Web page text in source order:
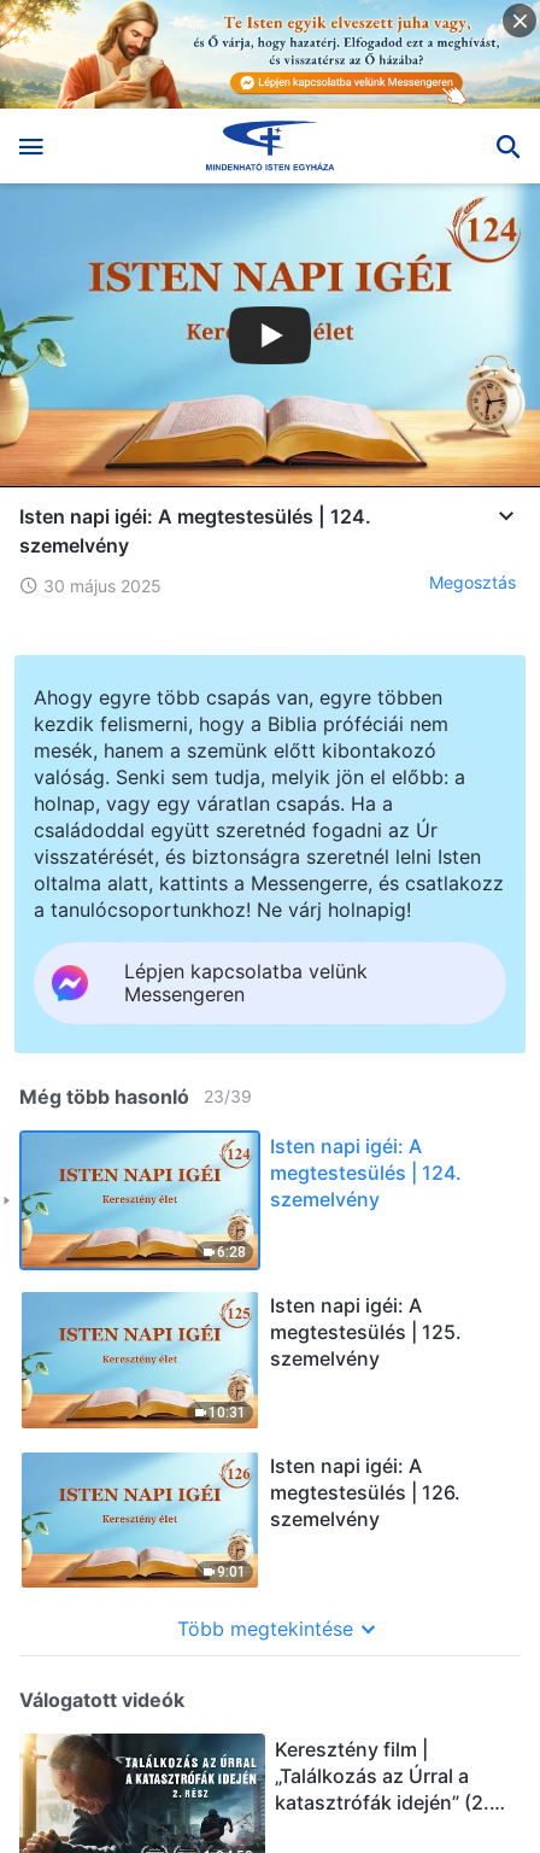
Isten napi igéi: A megtestesülés | 124.
szemelvény
30 május 2025 Megosztás
Ahogy egyre több csapás van, egyre többen
kezdik felismerni, hogy a Biblia próféciái nem
mesék, hanem a szemünk előtt kibontakozó
valóság. Senki sem tudja, melyik jön el előbb: a
holnap, vagy egy váratlan csapás. Ha a
családoddal együtt szeretnéd fogadni az Úr
visszatérését, és biztonságra szeretnél lelni Isten
oltalma alatt, kattints a Messengerre, és csatlakozz
a tanulócsoportunkhoz! Ne várj holnapig!
Lépjen kapcsolatba velünk
Messengeren
Még több hasonló 23/39
6:28
Isten napi igéi: A
megtestesülés | 124.
szemelvény
10:31
Isten napi igéi: A
megtestesülés | 125.
szemelvény
9:01
Isten napi igéi: A
megtestesülés | 126.
szemelvény
Több megtekintése
Válogatott videók
Keresztény film |
„Találkozás az Úrral a
katasztrófák idején” (2.